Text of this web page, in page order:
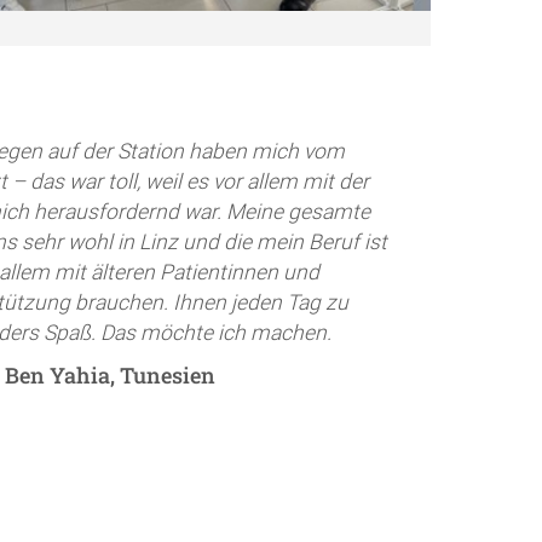
auf der Station haben mich vom
– das war toll, weil es vor allem mit der
herausfordernd war. Meine gesamte
sehr wohl in Linz und die mein Beruf ist
mit älteren Patientinnen und
brauchen. Ihnen jeden Tag zu
Spaß. Das möchte ich machen.
Yahia, Tunesien